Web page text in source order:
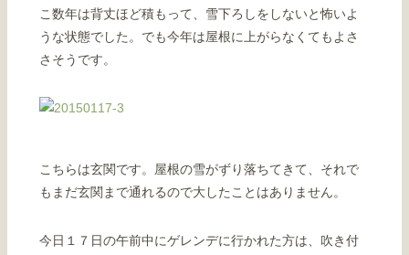
こ数年は背丈ほど積もって、雪下ろしをしないと怖いよ
うな状態でした。でも今年は屋根に上がらなくてもよさ
さそうです。
こちらは玄関です。屋根の雪がずり落ちてきて、それで
もまだ玄関まで通れるので大したことはありません。
今日１７日の午前中にゲレンデに行かれた方は、吹き付